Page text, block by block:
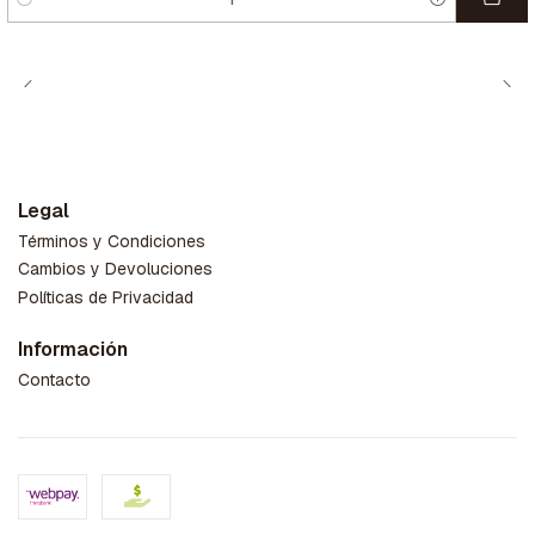
Cantidad
Legal
Términos y Condiciones
Cambios y Devoluciones
Políticas de Privacidad
Información
Contacto